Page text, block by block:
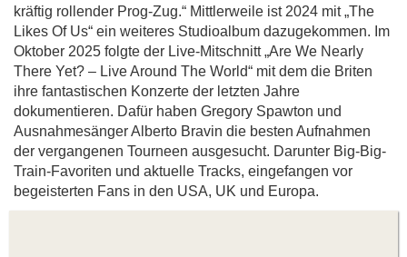
kräftig rollender Prog-Zug.“ Mittlerweile ist 2024 mit „The
Likes Of Us“ ein weiteres Studioalbum dazugekommen. Im
Oktober 2025 folgte der Live-Mitschnitt „Are We Nearly
There Yet? – Live Around The World“ mit dem die Briten
ihre fantastischen Konzerte der letzten Jahre
dokumentieren. Dafür haben Gregory Spawton und
Ausnahmesänger Alberto Bravin die besten Aufnahmen
der vergangenen Tourneen ausgesucht. Darunter Big-Big-
Train-Favoriten und aktuelle Tracks, eingefangen vor
begeisterten Fans in den USA, UK und Europa.